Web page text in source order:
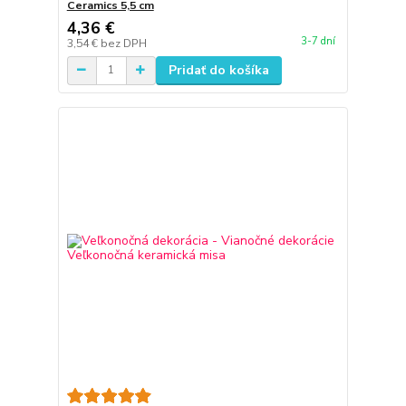
Ceramics 5,5 cm
4,36 €
3,54 € bez DPH 3-7 dní
Pridať do košíka